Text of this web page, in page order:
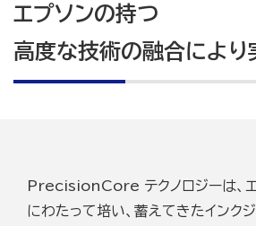
エプソンの持つ
高度な技術の融合により
PrecisionCore テクノロジーは、
にわたって培い、蓄えてきたインク